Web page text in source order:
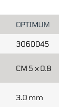
OPTIMUM
3060045
CM 5 x 0.8
3.0 mm